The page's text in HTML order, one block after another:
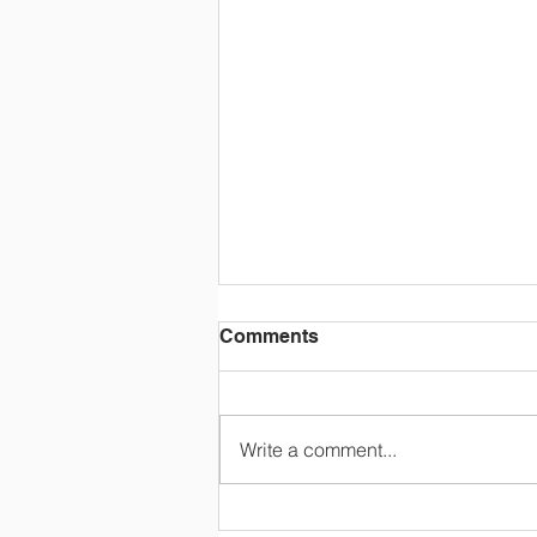
Comments
Write a comment...